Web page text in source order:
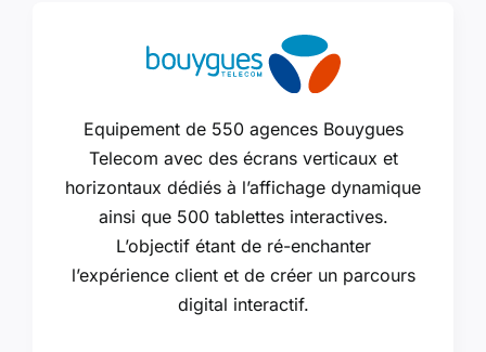
Equipement de 550 agences Bouygues
Telecom avec des écrans verticaux et
horizontaux dédiés à l’affichage dynamique
ainsi que 500 tablettes interactives.
L’objectif étant de ré-enchanter
l’expérience client et de créer un parcours
digital interactif.